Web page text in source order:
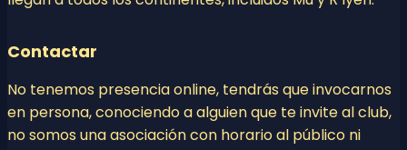
Contactar
No tenemos presencia online, tendrás que invocarnos
en persona, conociendo a alguien que te invite al club,
no somos una asociación con horario al público ni